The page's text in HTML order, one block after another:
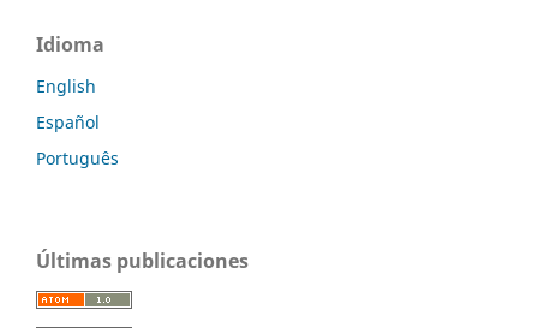
Idioma
English
Español
Português
Últimas publicaciones